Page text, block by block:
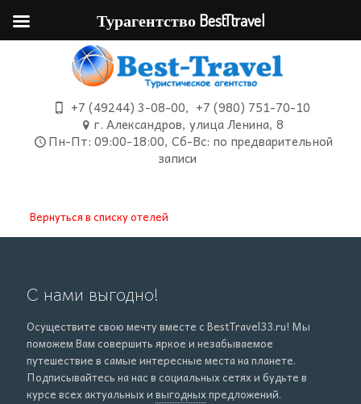
+7 (49244) 3-08-00, +7 (980) 751-70-10
г. Александров, улица Ленина, 8
Пн-Пт: 09:00-18:00, Сб-Вс: по предварительной
записи
Вернуться в списку отелей
С нами выгодно!
Осуществите свою мечту вместе с BestTravel33.ru! Мы
поможем Вам совершить яркое и незабываемое
путешествие в самые интересные места на планете.
Подписывайтесь на нас в социальных сетях и будьте в
курсе всех актуальных ивыгодныхпредложений.
Турагентство BestTtravel